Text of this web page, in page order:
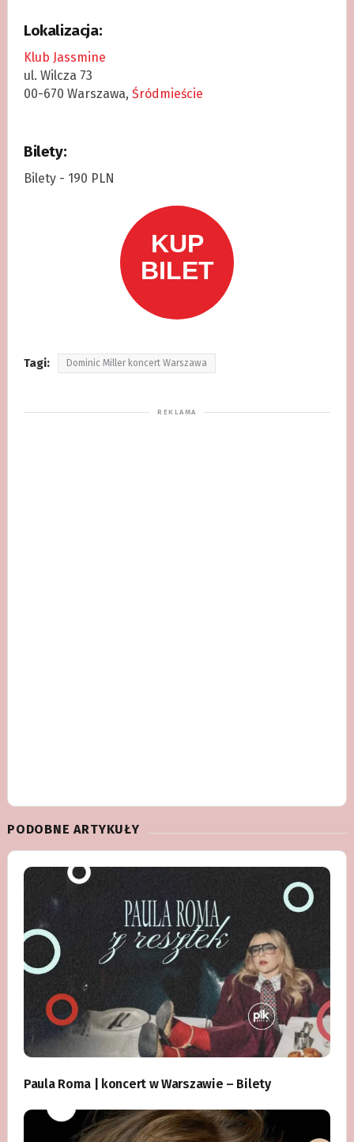
Lokalizacja:
Klub Jassmine
ul. Wilcza 73
00-670 Warszawa, Śródmieście
Bilety:
Bilety - 190 PLN
Tagi: Dominic Miller koncert Warszawa
PODOBNE ARTYKUŁY
Paula Roma | koncert w Warszawie – Bilety